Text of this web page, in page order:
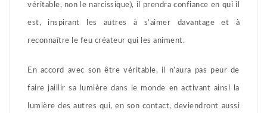
véritable, non le narcissique), il prendra confiance en qui il
est, inspirant les autres à s’aimer davantage et à
reconnaître le feu créateur qui les animent.
En accord avec son être véritable, il n’aura pas peur de
faire jaillir sa lumière dans le monde en activant ainsi la
lumière des autres qui, en son contact, deviendront aussi